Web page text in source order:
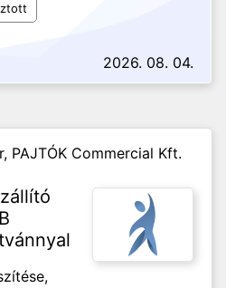
2026. 08. 04.
PAJTÓK Commercial Kft.